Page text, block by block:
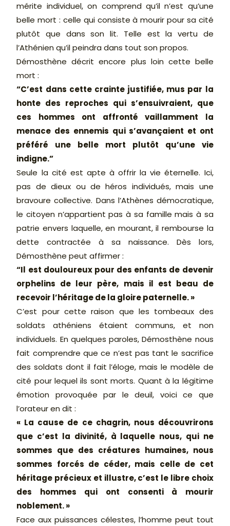
mérite individuel, on comprend qu’il n’est qu’une
belle mort : celle qui consiste à mourir pour sa cité
plutôt que dans son lit. Telle est la vertu de
l’Athénien qu’il peindra dans tout son propos.
Démosthène décrit encore plus loin cette belle
mort :
“C’est dans cette crainte justifiée, mus par la
honte des reproches qui s’ensuivraient, que
ces hommes ont affronté vaillamment la
menace des ennemis qui s’avançaient et ont
préféré une belle mort plutôt qu’une vie
indigne.”
Seule la cité est apte à offrir la vie éternelle. Ici,
pas de dieux ou de héros individués, mais une
bravoure collective. Dans l’Athènes démocratique,
le citoyen n’appartient pas à sa famille mais à sa
patrie envers laquelle, en mourant, il rembourse la
dette contractée à sa naissance. Dès lors,
Démosthène peut affirmer :
“Il est douloureux pour des enfants de devenir
orphelins de leur père, mais il est beau de
recevoir l’héritage de la gloire paternelle. »
C’est pour cette raison que les tombeaux des
soldats athéniens étaient communs, et non
individuels. En quelques paroles, Démosthène nous
fait comprendre que ce n’est pas tant le sacrifice
des soldats dont il fait l’éloge, mais le modèle de
cité pour lequel ils sont morts. Quant à la légitime
émotion provoquée par le deuil, voici ce que
l’orateur en dit :
« La cause de ce chagrin, nous découvrirons
que c’est la divinité, à laquelle nous, qui ne
sommes que des créatures humaines, nous
sommes forcés de céder, mais celle de cet
héritage précieux et illustre, c’est le libre choix
des hommes qui ont consenti à mourir
noblement. »
Face aux puissances célestes, l’homme peut tout